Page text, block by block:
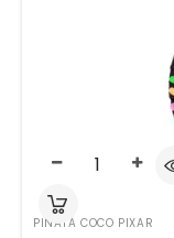
PIÑATA COCO PIXAR